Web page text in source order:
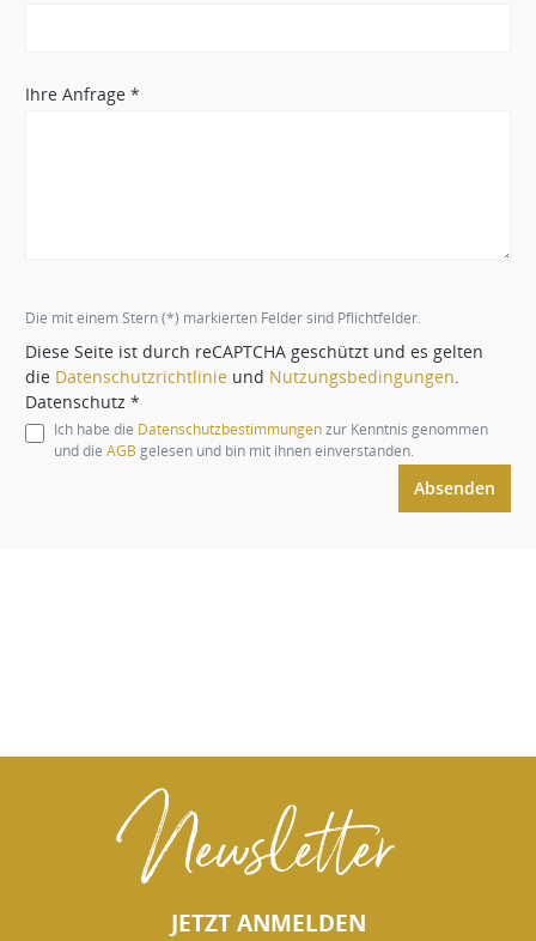
Ihre Anfrage *
Die mit einem Stern (*) markierten Felder sind Pflichtfelder.
Diese Seite ist durch reCAPTCHA geschützt und es gelten
die Datenschutzrichtlinie und Nutzungsbedingungen
Datenschutz *
Ich habe die Datenschutzbestimmungenzur Kenntnis genommen
und die AGB gelesen und bin mit ihnen einverstanden.
Absenden
Newsletter
JETZT ANMELDEN